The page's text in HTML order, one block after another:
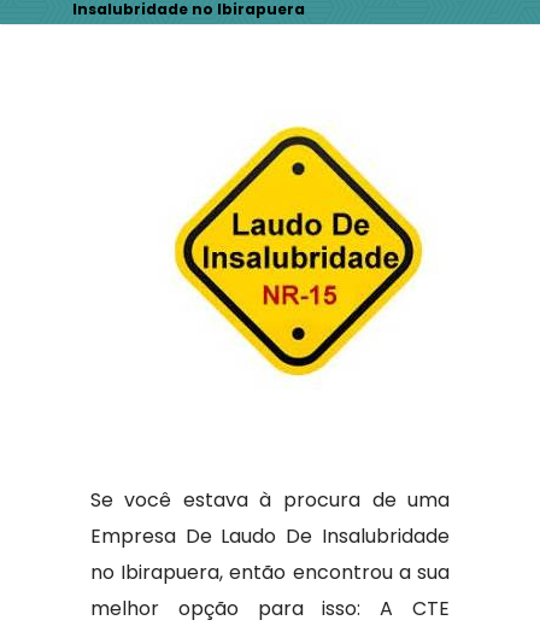
Insalubridade no Ibirapuera
Se você estava à procura de uma
Empresa De Laudo De Insalubridade
no Ibirapuera, então encontrou a sua
melhor opção para isso: A CTE